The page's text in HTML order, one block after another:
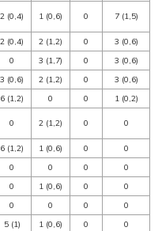
2 (0,4) 1 (0,6) 0 7 (1,5)
2 (0,4) 2 (1,2) 0
3 (0,6)
0 3 (1,7) 0
3 (0,6)
3 (0,6) 2 (1,2) 0
3 (0,6)
6 (1,2) 0 0
1 (0,2)
0 2 (1,2) 0 0
6 (1,2) 1 (0,6) 0
0
0 0 0
0
0 1 (0,6) 0
0
0 0 0
0
5 (1) 1 (0,6) 0
0